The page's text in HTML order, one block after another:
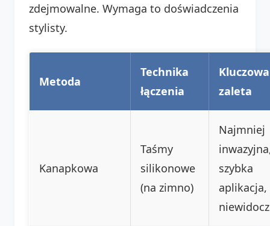
zdejmowalne. Wymaga to doświadczenia
stylisty.
Metoda
Technika
łączenia
Kluczowa
zaleta
Kanapkowa
Taśmy
silikonowe
(na zimno)
Najmniej
szybka
aplikacja,